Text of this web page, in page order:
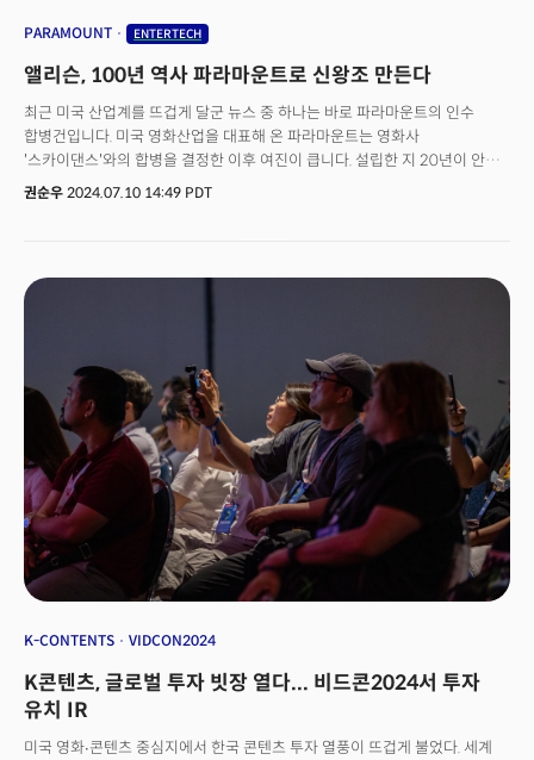
PARAMOUNT ENTERTECH
앨리슨, 100년 역사 파라마운트로 신왕조 만든다
최근 미국 산업계를 뜨겁게 달군 뉴스 중 하나는 바로 파라마운트의 인수
합병건입니다. 미국 영화산업을 대표해 온 파라마운트는 영화사
'스카이댄스'와의 합병을 결정한 이후 여진이 큽니다. 설립한 지 20년이 안된
스카이댄스가 100년 역사를 지닌 파라마운트를 인수했기 때문입니다. 다윗이
영화 스튜디오를 보유했습니다. 그러나 스트리밍 사업 등으로 시장이
재편되고, 부채 부담이 늘면서 변화에 어려움을 겪어왔습니다. 반면
있는데요. 오라클의 창업자 래리 앨리슨의 아들로 영화 제작자 출신의
데이비드 엘리슨이 세운 회사입니다. 그간 '미션 임파서블', '탑건: 매버릭',
'터미네이터' 등 상업성이 큰 블록버스터 영화들을 제작하면서 성장 가도를
달려왔습니다.. 스카이댄스의 파라마운트 인수는 '역사성'으로만 보면
안됩니다. 현재 엔터테인먼트 산업의 거대한 흐름이 반영된 거래이기
때문입니다.
권순우 2024.07.10 14:49 PDT
K-CONTENTS VIDCON2024
K콘텐츠, 글로벌 투자 빗장 열다... 비드콘2024서 투자
유치 IR
미국 영화∙콘텐츠 중심지에서 한국 콘텐츠 투자 열풍이 뜨겁게 불었다. 세계